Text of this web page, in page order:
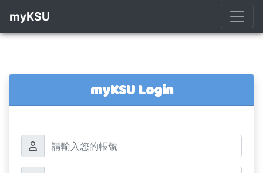
myKSU
myKSU Login
帳號